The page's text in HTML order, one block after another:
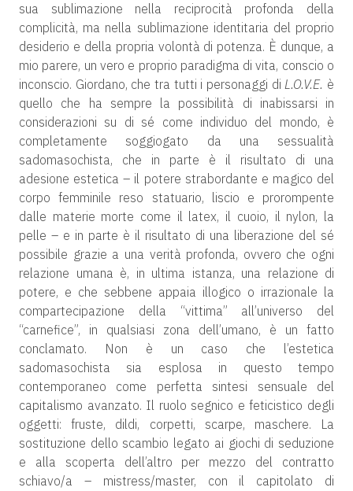
sua sublimazione nella reciprocità profonda della
complicità, ma nella sublimazione identitaria del proprio
desiderio e della propria volontà di potenza. È dunque, a
mio parere, un vero e proprio paradigma di vita, conscio o
inconscio. Giordano, che tra tutti i personaggi diL.O.V.E. è
quello che ha sempre la possibilità di inabissarsi in
considerazioni su di sé come individuo del mondo, è
completamente soggiogato da una sessualità
sadomasochista, che in parte è il risultato di una
adesione estetica – il potere strabordante e magico del
corpo femminile reso statuario, liscio e prorompente
dalle materie morte come il latex, il cuoio, il nylon, la
pelle – e in parte è il risultato di una liberazione del sé
possibile grazie a una verità profonda, ovvero che ogni
relazione umana è, in ultima istanza, una relazione di
potere, e che sebbene appaia illogico o irrazionale la
compartecipazione della “vittima” all’universo del
“carnefice”, in qualsiasi zona dell’umano, è un fatto
conclamato. Non è un caso che l’estetica
sadomasochista sia esplosa in questo tempo
contemporaneo come perfetta sintesi sensuale del
capitalismo avanzato. Il ruolo segnico e feticistico degli
oggetti: fruste, dildi, corpetti, scarpe, maschere. La
sostituzione dello scambio legato ai giochi di seduzione
e alla scoperta dell’altro per mezzo del contratto
schiavo/a – mistress/master, con il capitolato di